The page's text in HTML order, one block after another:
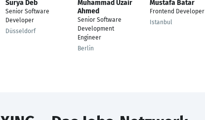
Surya Deb
Senior Software
Developer
Düsseldorf
Muhammad Uzair
Ahmed
Senior Software
Development
Engineer
Berlin
Mustafa Batar
Frontend Developer
Istanbul